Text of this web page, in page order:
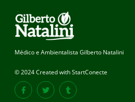
Médico e Ambientalista Gilberto Natalini
© 2024 Created with StartConecte